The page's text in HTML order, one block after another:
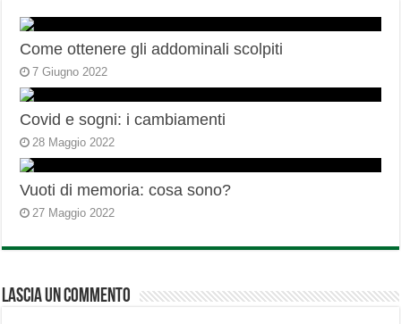
Come ottenere gli addominali scolpiti
7 Giugno 2022
Covid e sogni: i cambiamenti
28 Maggio 2022
Vuoti di memoria: cosa sono?
27 Maggio 2022
Lascia un commento